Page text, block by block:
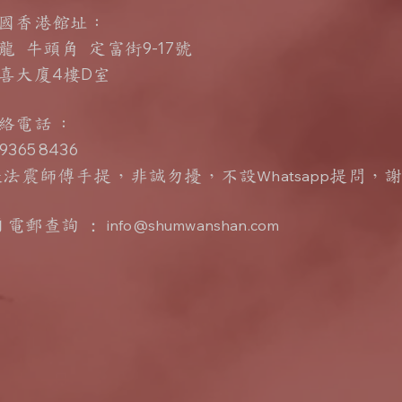
香港館址：
牛頭角 定富街9-17號
大廈 4樓D 室
電話 ：
8436
法震師傅手提，非誠勿擾，不設Whatsapp提問 ，
郵查詢 : info@shumwanshan.com